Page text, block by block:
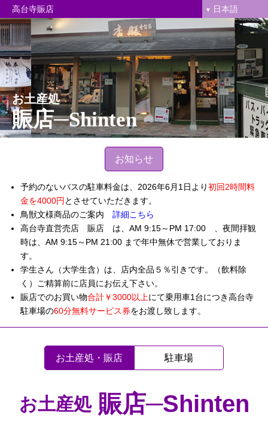
高台寺賑店 日本語
お土産処
賑店─Shinten
お知らせ
予約のないバスの駐車料金は、2026年6月1日より初回2時間料
金を4000円 とさせていただきます。
鳥獣文様商品のご案内 詳細こちら
高台寺直営売店 賑店 は、AM 9:15～PM 17:00 、夜間拝観
時は、AM 9:15～PM 21:00 まで年中無休で営業しておりま
す。
学生さん（大学生含）は、店内全品５％引きです。（飲料除
く）ご精算前に店員にお伝え下さい。
賑店でのお買い物合計￥3000以上にて乗用車1台につき高台寺
駐車場の60分無料サービス券をお渡し致します。
お土産処・賑店 駐車場
お土産処賑店─Shinten